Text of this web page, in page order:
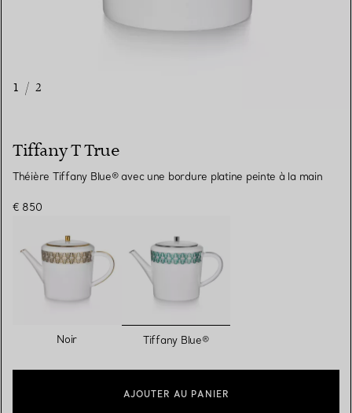
1 / 2
Tiffany T True
Théière Tiffany Blue® avec une bordure platine peinte à la main
€ 850
Noir sélectionnés
Tiffany Blue®
AJOUTER AU PANIER